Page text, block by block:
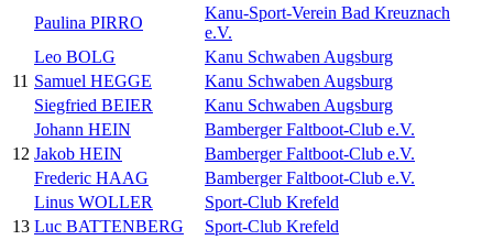
Paulina PIRRO
Kanu-Sport-Verein Bad Kreuznach
e.V.
11
Leo BOLG
Kanu Schwaben Augsburg
Samuel HEGGE
Kanu Schwaben Augsburg
Siegfried BEIER
Kanu Schwaben Augsburg
12
Johann HEIN
Bamberger Faltboot-Club e.V.
Jakob HEIN
Bamberger Faltboot-Club e.V.
Frederic HAAG
Bamberger Faltboot-Club e.V.
13
Linus WOLLER
Sport-Club Krefeld
Luc BATTENBERG
Sport-Club Krefeld